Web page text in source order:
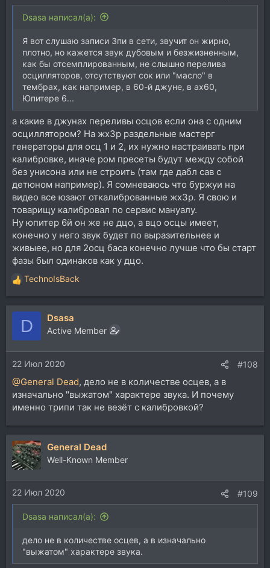
Dsasa написал(а):
Я вот слушаю записи 3пи в сети, звучит он жирно,
плотно, но кажется звук дубовым и безжизненным,
как бы отсемплированным, не слышно перелива
осцилляторов, отсутствуют сок или "масло" в
тембрах, как например, в 60-й джуне, в ах60,
Юпитере 6...
а какие в джунах переливы осцов если она с одним
осциллятором? На жх3р раздельные мастерг
генераторы для осц 1 и 2, их нужно настраивать при
калибровке, иначе ром пресеты будут между собой
без унисона или не строить (там где дабл сав с
детюном например). Я сомневаюсь что буржуи на
видео все юзают откалиброванные жх3р. Я свою и
товарищу калибровал по сервис мануалу.
Ну юпитер 6й он же не дцо, а вцо осцы имеет,
конечно у него звук будет по выразительнее и
живыее, но для 2осц баса конечно лучше что бы старт
фазы был одинаков как у дцо.
Р
е
а
и
и
:
TechnoIsBack
D Dsasa
Active Member
22 Июл 2020 #108
@General Dead, дело не в количестве осцев, а в
изначально "выжатом" характере звука. И почему
именно трипи так не везёт с калибровкой?
General Dead
Well-Known Member
22 Июл 2020 #109
Dsasa написал(а):
дело не в количестве осцев, а в изначально
"выжатом" характере звука.